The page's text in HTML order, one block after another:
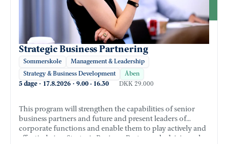
Strategic Business Partnering
Sommerskole
Management & Leadership
Strategy & Business Development
Åben
5 dage · 17.8.2026 · 9.00 - 16.30 DKK 29.000
This program will strengthen the capabilities of senior
business partners and future and present leaders of
corporate functions and enable them to play actively and
effectively in a Strategic Business Partner role driving value